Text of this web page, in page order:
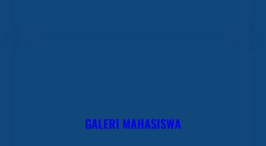
GALERI MAHASISWA